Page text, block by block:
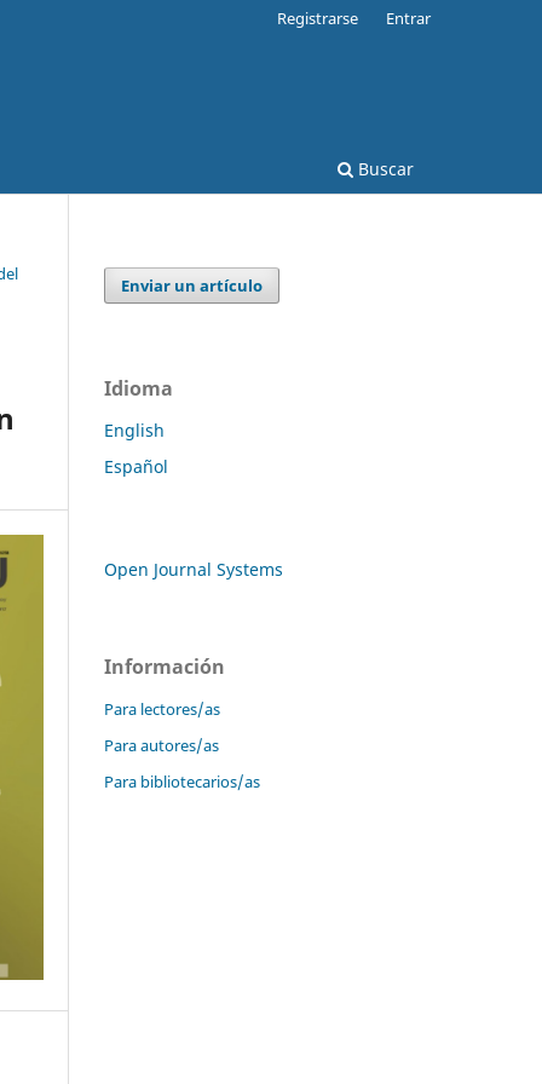
Buscar
Registrarse Entrar
Enviar un artículo
Idioma
English
Español
Open Journal Systems
Información
Para lectores/as
Para autores/as
Para bibliotecarios/as